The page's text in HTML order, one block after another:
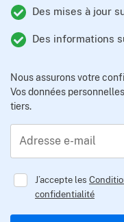
Des mises à jour
Des informations
Nous assurons votre
Vos données
tiers.
Adresse e-mail
J’accepte les
confidentialité